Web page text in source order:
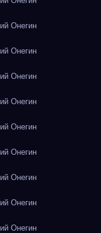
Онегин
Онегин
Онегин
Онегин
Онегин
Онегин
Онегин
Онегин
Онегин